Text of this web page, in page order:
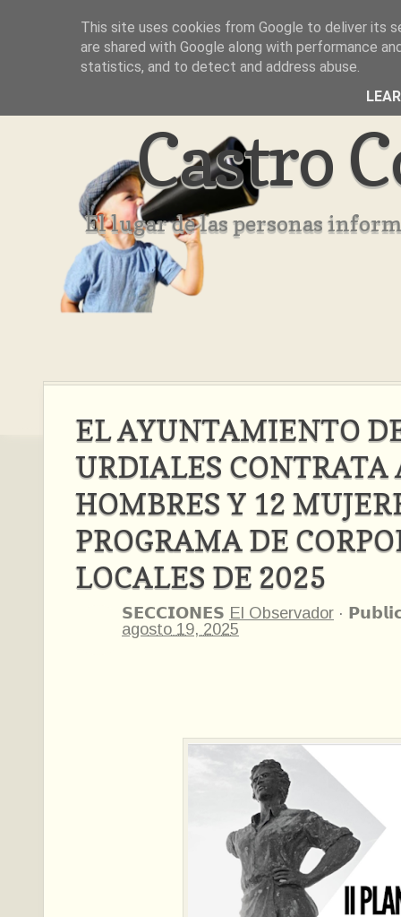
Inicio Aviso Legal Quienes Somos ??
Castro
El lugar de las personas
EL AYUNTAMIENTO
URDIALES CONTRATA
HOMBRES Y 12
PROGRAMA DE
LOCALES DE 2025
𝗦𝗘𝗖𝗖𝗜𝗢𝗡𝗘𝗦 El Observador ·
agosto 19, 2025
This site uses cookies from Google to deliver its
are shared with Google along with performance
statistics, and to detect and address abuse.